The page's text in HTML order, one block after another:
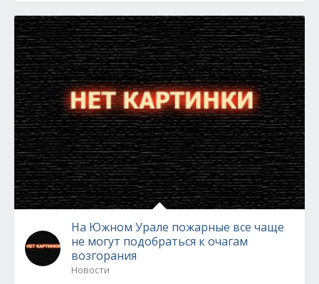
На Южном Урале пожарные все чаще
не могут подобраться к очагам
возгорания
Новости